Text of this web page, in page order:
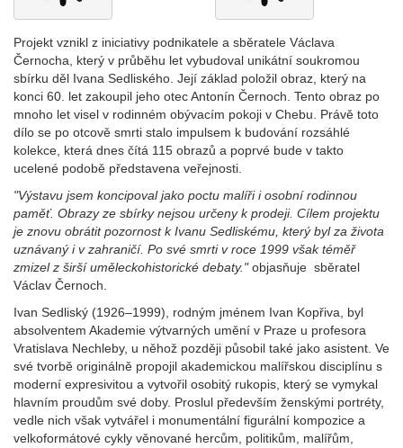
Projekt vznikl z iniciativy podnikatele a sběratele Václava
Černocha, který v průběhu let vybudoval unikátní soukromou
sbírku děl Ivana Sedliského. Její základ položil obraz, který na
konci 60. let zakoupil jeho otec Antonín Černoch. Tento obraz po
mnoho let visel v rodinném obývacím pokoji v Chebu. Právě toto
dílo se po otcově smrti stalo impulsem k budování rozsáhlé
kolekce, která dnes čítá 115 obrazů a poprvé bude v takto
ucelené podobě představena veřejnosti.
"Výstavu jsem koncipoval jako poctu malíři i osobní rodinnou
paměť. Obrazy ze sbírky nejsou určeny k prodeji. Cílem projektu
je znovu obrátit pozornost k Ivanu Sedliskému, který byl za života
uznávaný i v zahraničí. Po své smrti v roce 1999 však téměř
zmizel z širší uměleckohistorické debaty."objasňuje sběratel
Václav Černoch.
Ivan Sedliský (1926–1999), rodným jménem Ivan Kopřiva, byl
absolventem Akademie výtvarných umění v Praze u profesora
Vratislava Nechleby, u něhož později působil také jako asistent. Ve
své tvorbě originálně propojil akademickou malířskou disciplínu s
moderní expresivitou a vytvořil osobitý rukopis, který se vymykal
hlavním proudům své doby. Proslul především ženskými portréty,
vedle nich však vytvářel i monumentální figurální kompozice a
velkoformátové cykly věnované hercům, politikům, malířům,